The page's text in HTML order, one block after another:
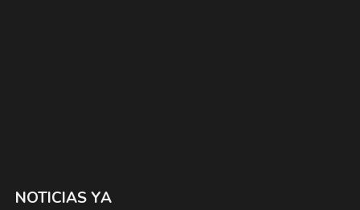
NOTICIAS YA